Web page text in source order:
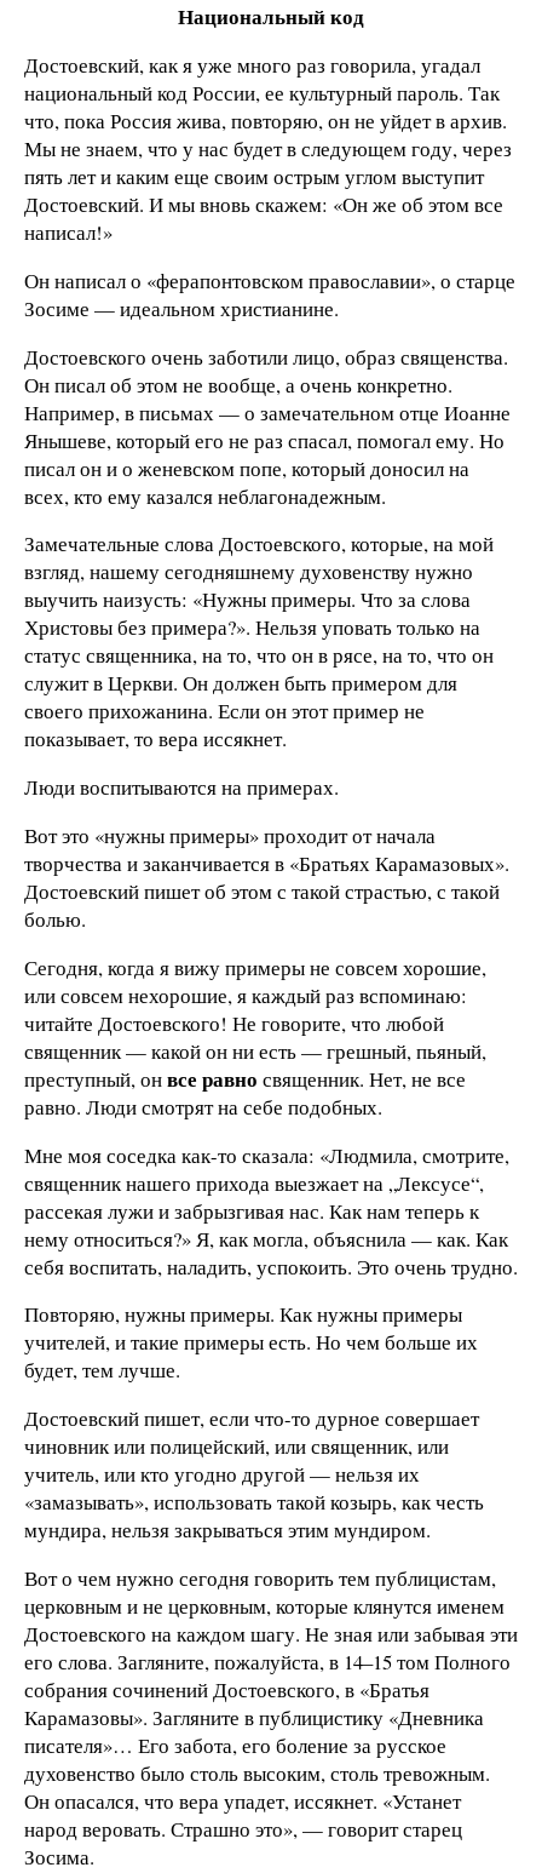
Национальный код
Достоевский, как я уже много раз говорила, угадал
национальный код России, ее культурный пароль. Так
что, пока Россия жива, повторяю, он не уйдет в архив.
Мы не знаем, что у нас будет в следующем году, через
пять лет и каким еще своим острым углом выступит
Достоевский. И мы вновь скажем: «Он же об этом все
написал!»
Он написал о «ферапонтовском православии», о старце
Зосиме — идеальном христианине.
Достоевского очень заботили лицо, образ священства.
Он писал об этом не вообще, а очень конкретно.
Например, в письмах — о замечательном отце Иоанне
Янышеве, который его не раз спасал, помогал ему. Но
писал он и о женевском попе, который доносил на
всех, кто ему казался неблагонадежным.
Замечательные слова Достоевского, которые, на мой
взгляд, нашему сегодняшнему духовенству нужно
выучить наизусть: «Нужны примеры. Что за слова
Христовы без примера?». Нельзя уповать только на
статус священника, на то, что он в рясе, на то, что он
служит в Церкви. Он должен быть примером для
своего прихожанина. Если он этот пример не
показывает, то вера иссякнет.
Люди воспитываются на примерах.
Вот это «нужны примеры» проходит от начала
творчества и заканчивается в «Братьях Карамазовых».
Достоевский пишет об этом с такой страстью, с такой
болью.
Сегодня, когда я вижу примеры не совсем хорошие,
или совсем нехорошие, я каждый раз вспоминаю:
читайте Достоевского! Не говорите, что любой
священник — какой он ни есть — грешный, пьяный,
преступный, онвсе равно священник. Нет, не все
равно. Люди смотрят на себе подобных.
Мне моя соседка как-то сказала: «Людмила, смотрите,
священник нашего прихода выезжает на „Лексусе“,
рассекая лужи и забрызгивая нас. Как нам теперь к
нему относиться?» Я, как могла, объяснила — как. Как
себя воспитать, наладить, успокоить. Это очень трудно.
Повторяю, нужны примеры. Как нужны примеры
учителей, и такие примеры есть. Но чем больше их
будет, тем лучше.
Достоевский пишет, если что-то дурное совершает
чиновник или полицейский, или священник, или
учитель, или кто угодно другой — нельзя их
«замазывать», использовать такой козырь, как честь
мундира, нельзя закрываться этим мундиром.
Вот о чем нужно сегодня говорить тем публицистам,
церковным и не церковным, которые клянутся именем
Достоевского на каждом шагу. Не зная или забывая эти
его слова. Загляните, пожалуйста, в 14–15 том Полного
собрания сочинений Достоевского, в «Братья
Карамазовы». Загляните в публицистику «Дневника
писателя»… Его забота, его боление за русское
духовенство было столь высоким, столь тревожным.
Он опасался, что вера упадет, иссякнет. «Устанет
народ веровать. Страшно это», — говорит старец
Зосима.